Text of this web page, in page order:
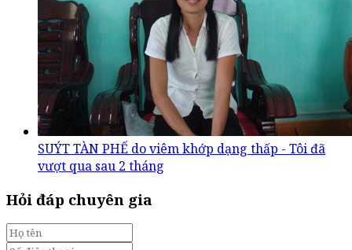
SUÝT TÀN PHẾ do viêm khớp dạng thấp - Tôi đã
vượt qua sau 2 tháng
Hỏi đáp chuyên gia